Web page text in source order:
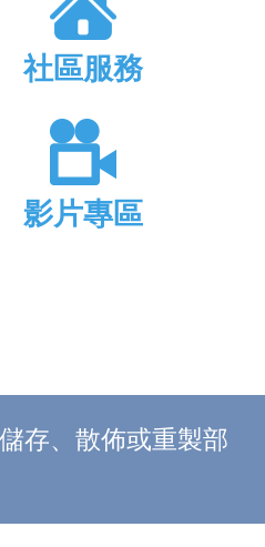
社區服務
影片專區
存、散佈或重製部